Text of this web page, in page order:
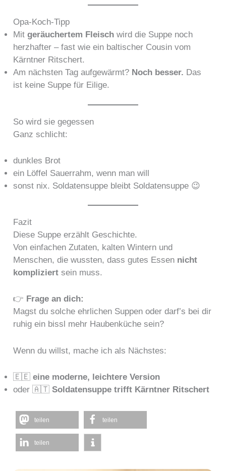
Opa-Koch-Tipp
Mitgeräuchertem Fleisch wird die Suppe noch
herzhafter – fast wie ein baltischer Cousin vom
Kärntner Ritschert.
Am nächsten Tag aufgewärmt? Noch besser. Das
ist keine Suppe für Eilige.
So wird sie gegessen
Ganz schlicht:
dunkles Brot
ein Löffel Sauerrahm, wenn man will
sonst nix. Soldatensuppe bleibt Soldatensuppe 😉
Fazit
Diese Suppe erzählt Geschichte.
Von einfachen Zutaten, kalten Wintern und
Menschen, die wussten, dass gutes Essen nicht
kompliziert sein muss.
👉 Frage an dich:
Magst du solche ehrlichen Suppen oder darf’s bei dir
ruhig ein bissl mehr Haubenküche sein?
Wenn du willst, mache ich als Nächstes:
🇪🇪eine moderne, leichtere Version
oder 🇦🇹Soldatensuppe trifft Kärntner Ritschert
teilen teilen
teilen